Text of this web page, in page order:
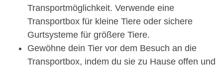
Transportmöglichkeit. Verwende eine
Transportbox für kleine Tiere oder sichere
Gurtsysteme für größere Tiere.
Gewöhne dein Tier vor dem Besuch an die
Transportbox, indem du sie zu Hause offen und